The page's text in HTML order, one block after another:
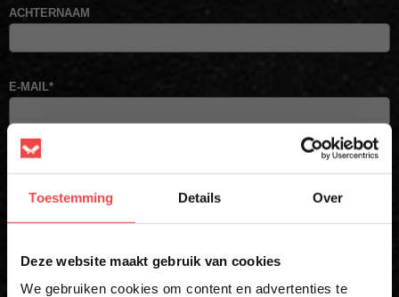
Toestemming Details Over
Deze website maakt gebruik van cookies
We gebruiken cookies om content en advertenties te
* Alleen voor eerste inschrijvers. Korting niet geldig op afgeprijsde
ACHTERNAAM
E-MAIL*
Schrijf mij in
Download de BBQuality App